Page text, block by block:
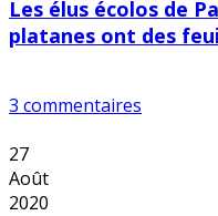
Les élus écolos de
platanes ont des
3 commentaires
27
Août
2020